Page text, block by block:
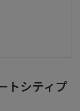
トシティプ